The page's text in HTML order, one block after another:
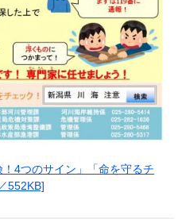
！4つのサイン」「命を守るチ
552KB]